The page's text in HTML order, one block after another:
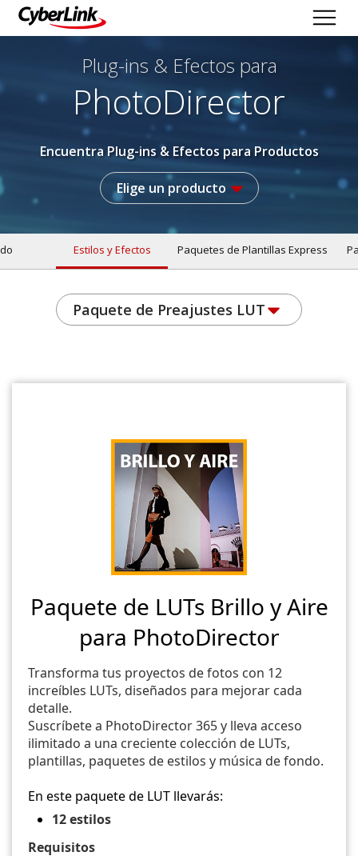
Plug-ins & Efectos para
PhotoDirector
Encuentra Plug-ins & Efectos para Productos
Elige un producto
Estilos y Efectos Paquetes de Plantillas Express
Paquete de Preajustes LUT
Paquete de LUTs Brillo y Aire
para PhotoDirector
Transforma tus proyectos de fotos con 12
increíbles LUTs, diseñados para mejorar cada
detalle.
Suscríbete a PhotoDirector 365 y lleva acceso
ilimitado a una creciente colección de LUTs,
plantillas, paquetes de estilos y música de fondo.
En este paquete de LUT llevarás:
12 estilos
Requisitos